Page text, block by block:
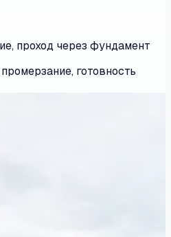
проход через фундамент
готовность